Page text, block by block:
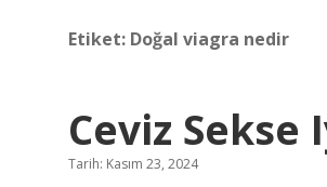
Etiket: Doğal viagra nedir
Ceviz Sekse
Tarih: Kasım 23, 2024